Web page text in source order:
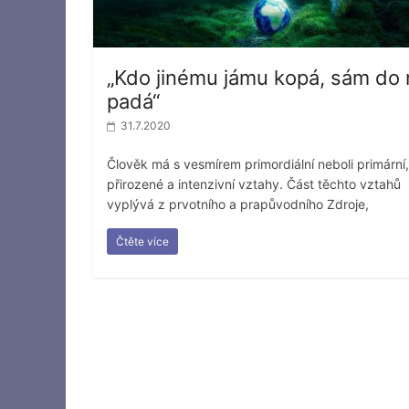
„Kdo jinému jámu kopá, sám do
padá“
31.7.2020
Člověk má s vesmírem primordiální neboli primární,
přirozené a intenzivní vztahy. Část těchto vztahů
vyplývá z prvotního a prapůvodního Zdroje,
Čtěte více